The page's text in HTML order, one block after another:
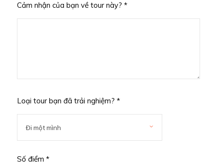
Chi tiết
Cảm nhận của bạn về tour này? *
Loại tour bạn đã trải nghiệm? *
Số điểm *